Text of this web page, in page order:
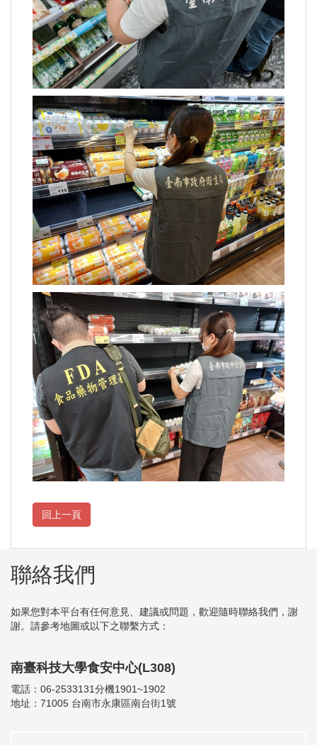
聯絡我們
如果您對本平台有任何意見、建議或問題，歡迎隨時聯絡我們，謝
謝。請參考地圖或以下之聯繫方式：
南臺科技大學食安中心(L308)
電話：06-2533131分機1901~1902
地址：71005 台南市永康區南台街1號